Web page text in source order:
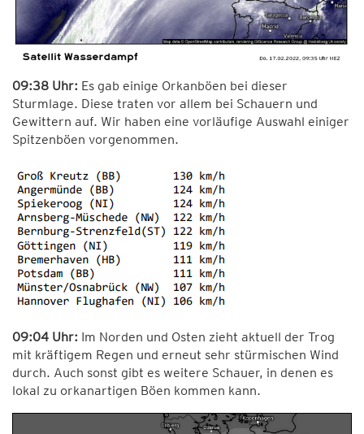
09:38 Uhr: Es gab einige Orkanböen bei dieser
Sturmlage. Diese traten vor allem bei Schauern und
Gewittern auf. Wir haben eine vorläufige Auswahl einiger
Spitzenböen vorgenommen.
09:04 Uhr: Im Norden und Osten zieht aktuell der Trog
mit kräftigem Regen und erneut sehr stürmischen Wind
durch. Auch sonst gibt es weitere Schauer, in denen es
lokal zu orkanartigen Böen kommen kann.